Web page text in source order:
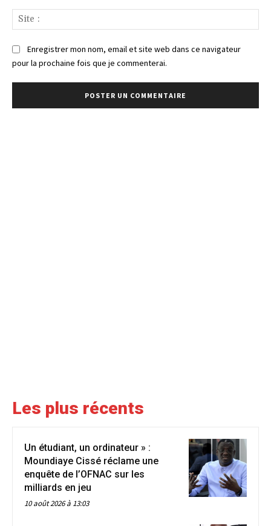
:
Enregistrer mon nom, email et site web dans ce navigateur
pour la prochaine fois que je commenterai.
Les plus récents
Un étudiant, un ordinateur » :
Moundiaye Cissé réclame une
enquête de l’OFNAC sur les
milliards en jeu
10 août 2026 à 13:03